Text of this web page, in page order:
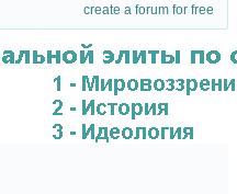
create a forum for free